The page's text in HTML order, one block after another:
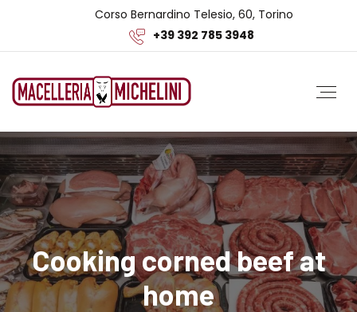
Corso Bernardino Telesio, 60, Torino
+39 392 785 3948
Cooking corned beef at
home